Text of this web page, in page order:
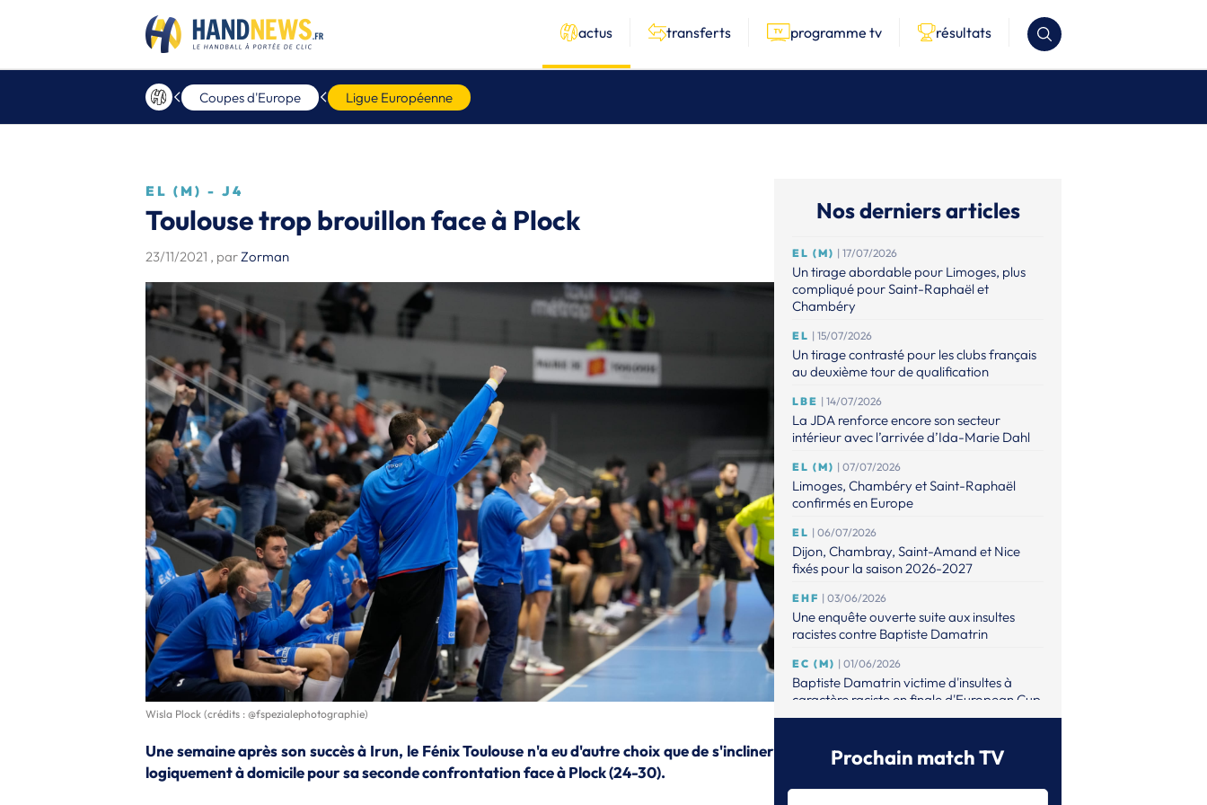
actus transferts programme tv résultats
Coupes d'Europe Ligue Européenne
EL (M) - J4
Toulouse trop brouillon face à Plock
23/11/2021 , parZorman
Wisla Plock (crédits : @fspezialephotographie)
Une semaine après son succès à Irun, le Fénix Toulouse n'a eu d'autre choix que de s'incliner
logiquement à domicile pour sa seconde confrontation face à Plock (24-30).
Nos derniers articles
EL (M) | 17/07/2026
Un tirage abordable pour Limoges, plus
compliqué pour Saint-Raphaël et
Chambéry
EL | 15/07/2026
Un tirage contrasté pour les clubs français
au deuxième tour de qualification
LBE | 14/07/2026
La JDA renforce encore son secteur
intérieur avec l’arrivée d’Ida-Marie Dahl
EL (M) | 07/07/2026
Limoges, Chambéry et Saint-Raphaël
confirmés en Europe
EL | 06/07/2026
Dijon, Chambray, Saint-Amand et Nice
fixés pour la saison 2026-2027
EHF | 03/06/2026
Une enquête ouverte suite aux insultes
racistes contre Baptiste Damatrin
EC (M) | 01/06/2026
Baptiste Damatrin victime d'insultes à
caractère raciste en finale d'European Cup
Melsungen s’offre le premier titre européen
de son histoire
Prochain match TV